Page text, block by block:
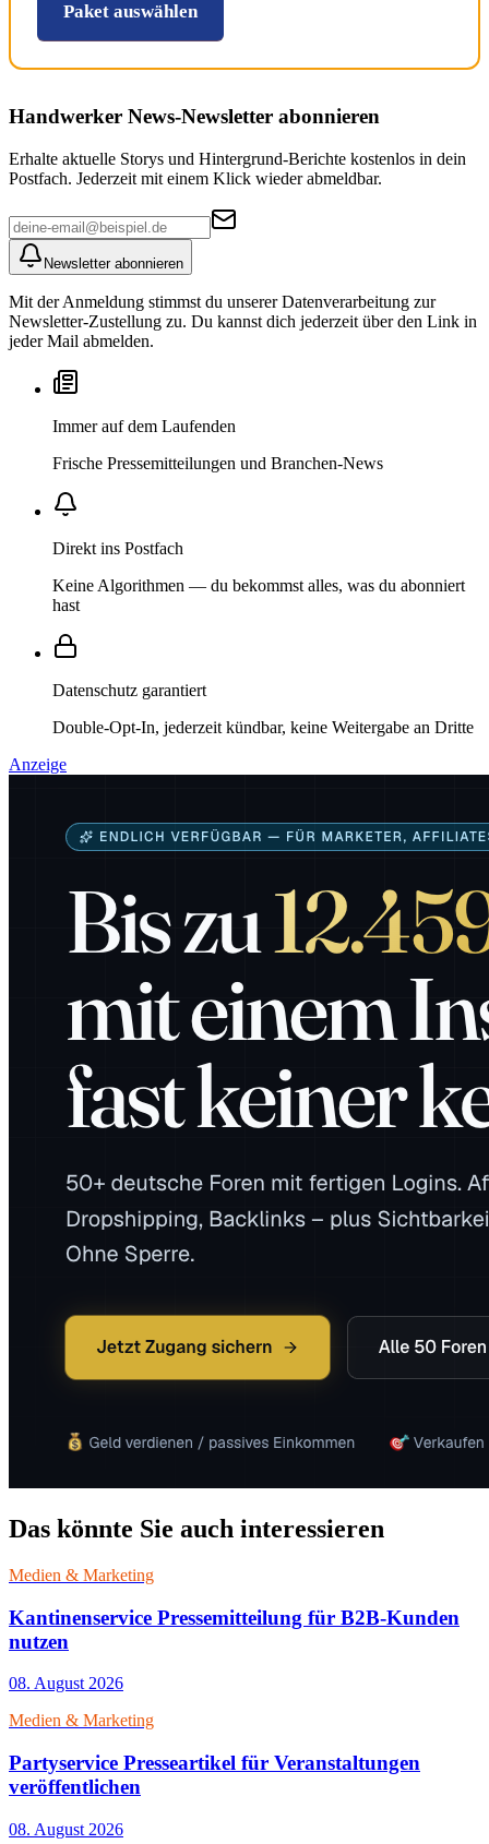
Paket auswählen
Handwerker News-Newsletter abonnieren
Erhalte aktuelle Storys und Hintergrund-Berichte kostenlos in dein
Postfach. Jederzeit mit einem Klick wieder abmeldbar.
Newsletter abonnieren
Mit der Anmeldung stimmst du unserer Datenverarbeitung zur
Newsletter-Zustellung zu. Du kannst dich jederzeit über den Link in
jeder Mail abmelden.
Immer auf dem Laufenden
Frische Pressemitteilungen und Branchen-News
Direkt ins Postfach
Keine Algorithmen — du bekommst alles, was du abonniert
hast
Datenschutz garantiert
Double-Opt-In, jederzeit kündbar, keine Weitergabe an Dritte
Anzeige
Das könnte Sie auch interessieren
Medien & Marketing
Kantinenservice Pressemitteilung für B2B-Kunden
nutzen
08. August 2026
Medien & Marketing
Partyservice Presseartikel für Veranstaltungen
veröffentlichen
08. August 2026